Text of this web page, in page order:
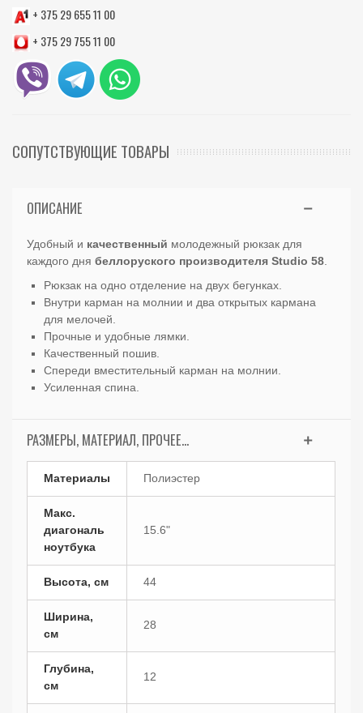
+ 375 29 655 11 00
+ 375 29 755 11 00
СОПУТСТВУЮЩИЕ ТОВАРЫ
ОПИСАНИЕ
Удобный и качественный молодежный рюкзак для
каждого днябеллоруского производителя Studio 58
Рюкзак на одно отделение на двух бегунках.
Внутри карман на молнии и два открытых кармана
для мелочей.
Прочные и удобные лямки.
Качественный пошив.
Спереди вместительный карман на молнии.
Усиленная спина.
РАЗМЕРЫ, МАТЕРИАЛ, ПРОЧЕЕ...
Материалы Полиэстер
Макс.
диагональ
ноутбука
15.6"
Высота, см 44
Ширина,
см
28
Глубина,
см
12